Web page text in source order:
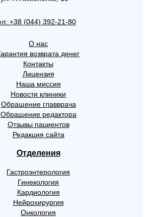
+38 (044) 392-21-80
О нас
возврата денег
Контакты
Лицензия
Наша миссия
Новости клиники
Обращение главврача
Обращение редактора
Отзывы пациентов
Редакция сайта
Отделения
Гастроэнтерология
Гинекология
Кардиология
Нейрохирургия
Онкология